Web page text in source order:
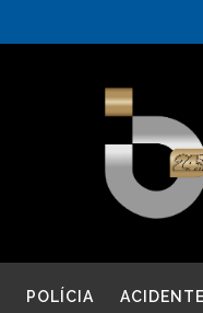
POLÍCIA